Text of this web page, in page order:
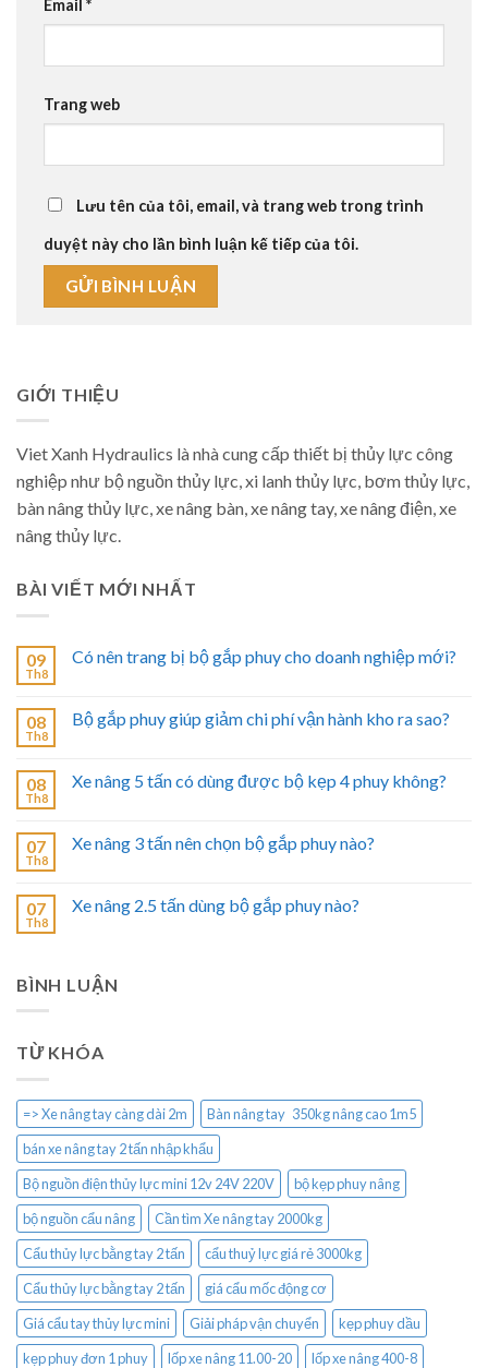
Email *
Trang web
Lưu tên của tôi, email, và trang web trong trình
duyệt này cho lần bình luận kế tiếp của tôi.
GIỚI THIỆU
Viet Xanh Hydraulics là nhà cung cấp thiết bị thủy lực công
nghiệp như bộ nguồn thủy lực, xi lanh thủy lực, bơm thủy lực,
bàn nâng thủy lực, xe nâng bàn, xe nâng tay, xe nâng điện, xe
nâng thủy lực.
BÀI VIẾT MỚI NHẤT
09
Th8
Có nên trang bị bộ gắp phuy cho doanh nghiệp mới?
08
Th8
Bộ gắp phuy giúp giảm chi phí vận hành kho ra sao?
08
Th8
Xe nâng 5 tấn có dùng được bộ kẹp 4 phuy không?
07
Th8
Xe nâng 3 tấn nên chọn bộ gắp phuy nào?
07
Th8
Xe nâng 2.5 tấn dùng bộ gắp phuy nào?
BÌNH LUẬN
TỪ KHÓA
=> Xe nâng tay càng dài 2m
Bàn nâng tay 350kg nâng cao 1m5
bán xe nâng tay 2 tấn nhập khẩu
Bộ nguồn điện thủy lực mini 12v 24V 220V
bộ kẹp phuy nâng
bộ nguồn cẩu nâng
Cần tìm Xe nâng tay 2000kg
Cẩu thủy lực bằng tay 2 tấn
cẩu thuỷ lực giá rẻ 3000kg
Cẩu thủy lực bằng tay 2 tấn
giá cẩu mốc động cơ
Giá cẩu tay thủy lực mini
Giải pháp vận chuyển
kẹp phuy dầu
kẹp phuy đơn 1 phuy
lốp xe nâng 11.00-20
lốp xe nâng 400-8